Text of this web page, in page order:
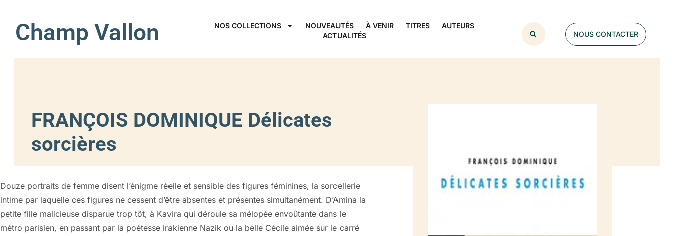
Champ Vallon NOS COLLECTIONS NOUVEAUTÉS À VENIR TITRES
AUTEURS
ACTUALITÉS
NOUS CONTACTER
FRANÇOIS DOMINIQUE Délicates
sorcières
Douze portraits de femme disent l’énigme réelle et sensible des figures féminines, la sorcellerie
intime par laquelle ces figures ne cessent d’être absentes et présentes simultanément. D’Amina la
petite fille malicieuse disparue trop tôt, à Kavira qui déroule sa mélopée envoûtante dans le
métro parisien, en passant par la poétesse irakienne Nazik ou la belle Cécile aimée sur le carré